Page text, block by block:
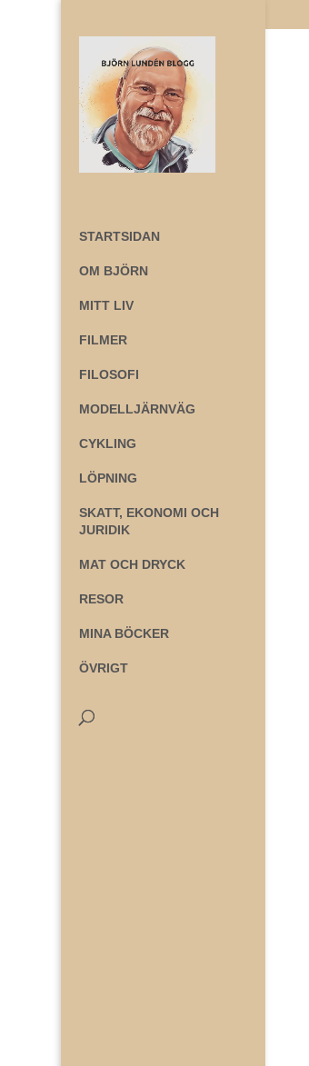
STARTSIDAN
OM BJÖRN
MITT LIV
FILMER
FILOSOFI
MODELLJÄRNVÄG
CYKLING
LÖPNING
SKATT, EKONOMI OCH
JURIDIK
MAT OCH DRYCK
RESOR
MINA BÖCKER
ÖVRIGT